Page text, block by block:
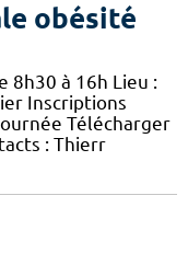
obésité
8h30 à 16h Lieu :
Inscriptions
Télécharger
: Thierr